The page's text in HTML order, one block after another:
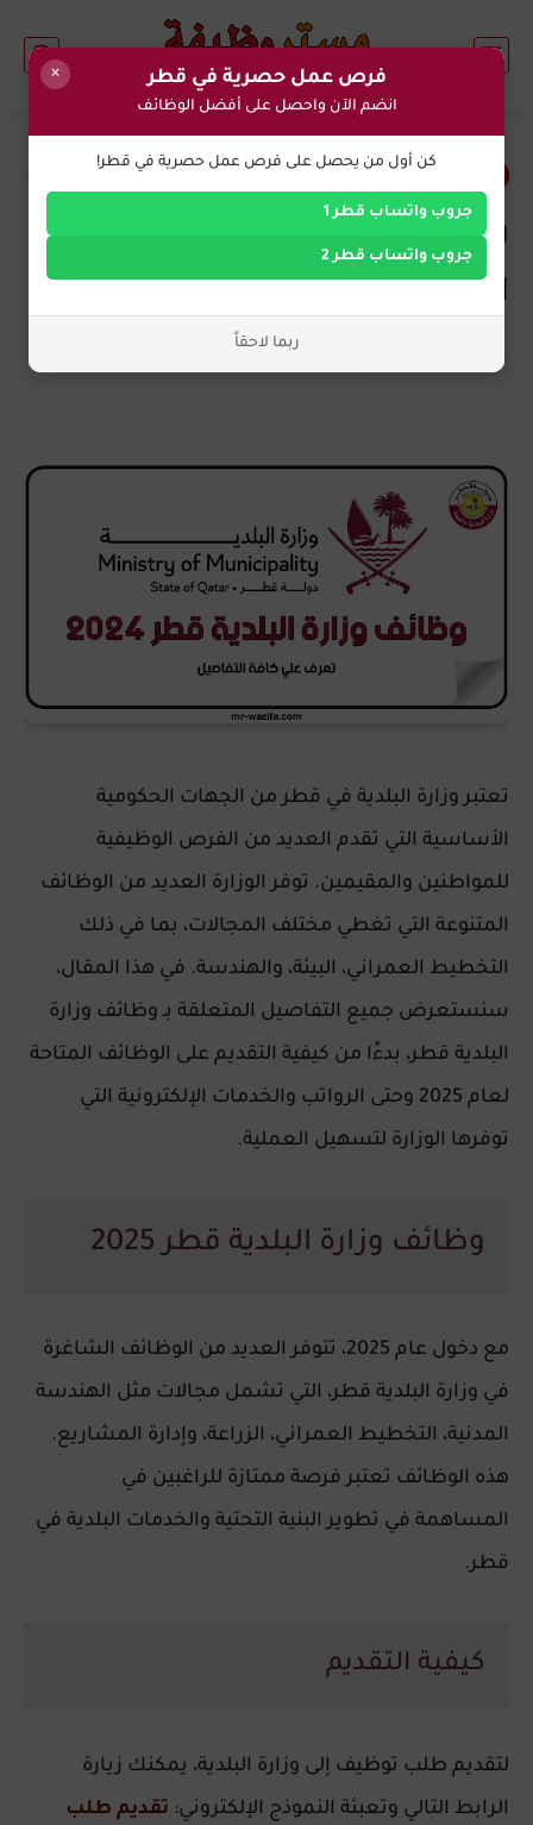
وظائف حكومية في قطر
وزارة البلدية قطر وظائف 2025 -
التقديم، الرواتب، والفرص
تعتبر وزارة البلدية في قطر من الجهات الحكومية
الأساسية التي تقدم العديد من الفرص الوظيفية
للمواطنين والمقيمين. توفر الوزارة العديد من الوظائف
المتنوعة التي تغطي مختلف المجالات، بما في ذلك
التخطيط العمراني، البيئة، والهندسة. في هذا المقال،
سنستعرض جميع التفاصيل المتعلقة بـ وظائف وزارة
البلدية قطر، بدءًا من كيفية التقديم على الوظائف المتاحة
لعام 2025 وحتى الرواتب والخدمات الإلكترونية التي
توفرها الوزارة لتسهيل العملية.
وظائف وزارة البلدية قطر 2025
مع دخول عام 2025، تتوفر العديد من الوظائف الشاغرة
في وزارة البلدية قطر، التي تشمل مجالات مثل الهندسة
المدنية، التخطيط العمراني، الزراعة، وإدارة المشاريع.
هذه الوظائف تعتبر فرصة ممتازة للراغبين في
المساهمة في تطوير البنية التحتية والخدمات البلدية في
قطر.
كيفية التقديم
لتقديم طلب توظيف إلى وزارة البلدية، يمكنك زيارة
الرابط التالي وتعبئة النموذج الإلكتروني: تقديم طلب
× فرص عمل حصرية في قطر
انضم الآن واحصل على أفضل الوظائف
كن أول من يحصل على فرص عمل حصرية في قطر!
جروب واتساب قطر 1
جروب واتساب قطر 2
ربما لاحقاً